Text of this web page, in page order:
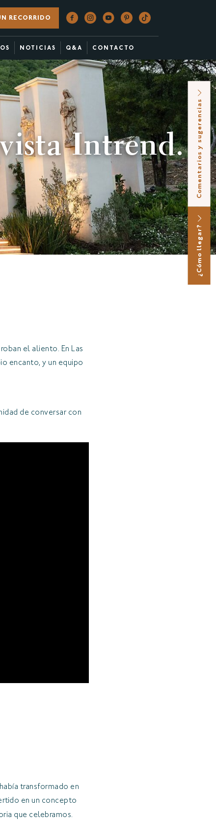
RECORRIDO
NOTICIAS Q&A CONTACTO
¿Cómo llegar?
Comentarios y sugerencias
Intrend.
el aliento. En Las
encanto, y un equipo
de conversar con
transformado en
en un concepto
que celebramos.